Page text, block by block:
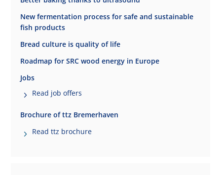
New fermentation process for safe and sustainable
fish products
Bread culture is quality of life
Roadmap for SRC wood energy in Europe
Jobs
Read job offers
Brochure of ttz Bremerhaven
Read ttz brochure